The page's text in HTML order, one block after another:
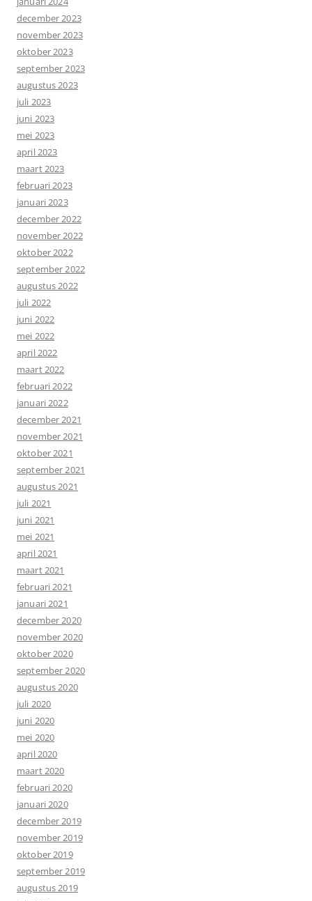
december 2023
november 2023
oktober 2023
september 2023
augustus 2023
juli 2023
juni 2023
mei 2023
april 2023
maart 2023
februari 2023
januari 2023
december 2022
november 2022
oktober 2022
september 2022
augustus 2022
juli 2022
juni 2022
mei 2022
april 2022
maart 2022
februari 2022
januari 2022
december 2021
november 2021
oktober 2021
september 2021
augustus 2021
juli 2021
juni 2021
mei 2021
april 2021
maart 2021
februari 2021
januari 2021
december 2020
november 2020
oktober 2020
september 2020
augustus 2020
juli 2020
juni 2020
mei 2020
april 2020
maart 2020
februari 2020
januari 2020
december 2019
november 2019
oktober 2019
september 2019
augustus 2019